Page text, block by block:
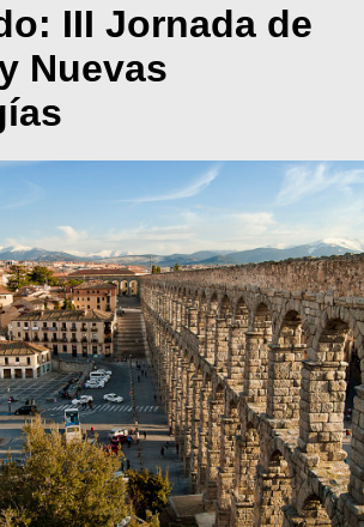
III Jornada de
Nuevas